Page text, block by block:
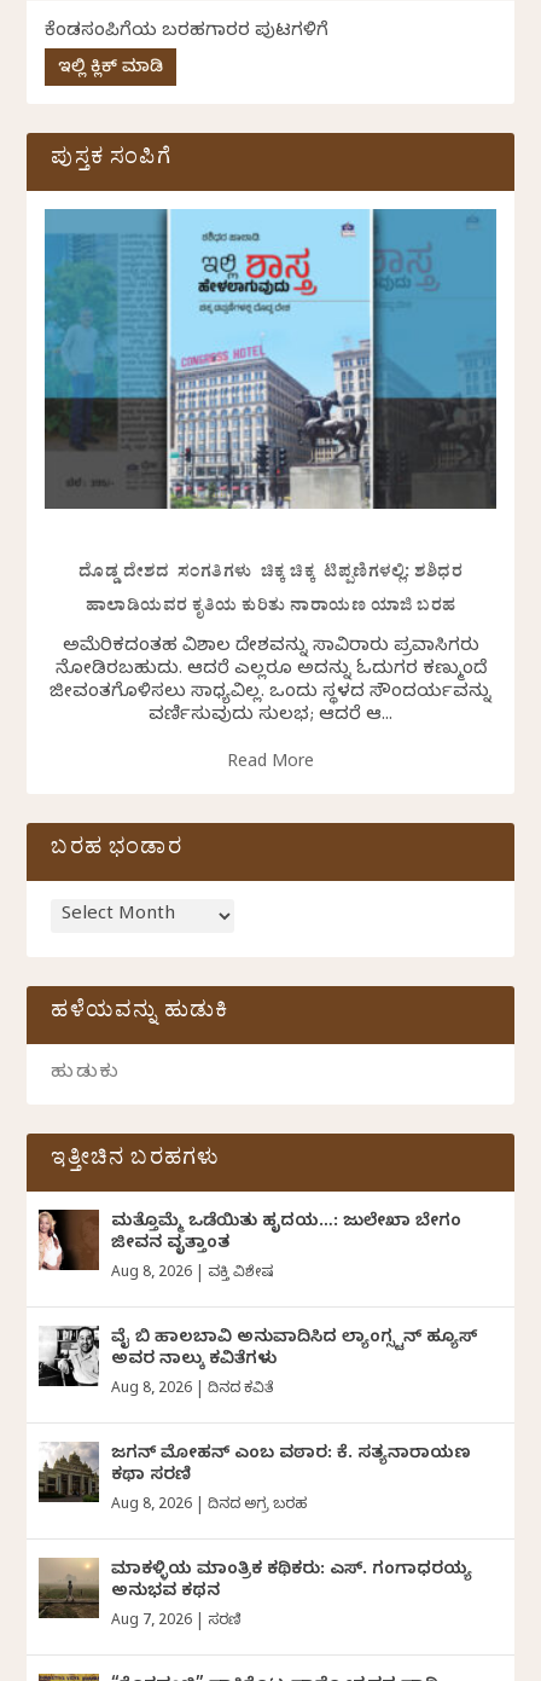
ಕೆಂಡಸಂಪಿಗೆಯ ಬರಹಗಾರರ ಪುಟಗಳಿಗೆ
ಇಲ್ಲಿ ಕ್ಲಿಕ್ ಮಾಡಿ
ಪುಸ್ತಕ ಸಂಪಿಗೆ
ದೊಡ್ಡ ದೇಶದ ಸಂಗತಿಗಳು ಚಿಕ್ಕ ಚಿಕ್ಕ ಟಿಪ್ಪಣಿಗಳಲ್ಲಿ: ಶಶಿಧರ
ಹಾಲಾಡಿಯವರ ಕೃತಿಯ ಕುರಿತು ನಾರಾಯಣ ಯಾಜಿ ಬರಹ
ಅಮೆರಿಕದಂತಹ ವಿಶಾಲ ದೇಶವನ್ನು ಸಾವಿರಾರು ಪ್ರವಾಸಿಗರು
ನೋಡಿರಬಹುದು. ಆದರೆ ಎಲ್ಲರೂ ಅದನ್ನು ಓದುಗರ ಕಣ್ಮುಂದೆ
ಜೀವಂತಗೊಳಿಸಲು ಸಾಧ್ಯವಿಲ್ಲ. ಒಂದು ಸ್ಥಳದ ಸೌಂದರ್ಯವನ್ನು
ವರ್ಣಿಸುವುದು ಸುಲಭ; ಆದರೆ ಆ...
Read More
ಬರಹ ಭಂಡಾರ
ಹಳೆಯವನ್ನು ಹುಡುಕಿ
ಇತ್ತೀಚಿನ ಬರಹಗಳು
ಮತ್ತೊಮ್ಮೆ ಒಡೆಯಿತು ಹೃದಯ…: ಜುಲೇಖಾ ಬೇಗಂ
ಜೀವನ ವೃತ್ತಾಂತ
Aug 8, 2026 ವ್ಯಕ್ತಿ ವಿಶೇಷ
ವೈ ಬಿ ಹಾಲಬಾವಿ ಅನುವಾದಿಸಿದ ಲ್ಯಾಂಗ್ಸ್ಟನ್ ಹ್ಯೂಸ್
ಅವರ ನಾಲ್ಕು ಕವಿತೆಗಳು
Aug 8, 2026 |ದಿನದ ಕವಿತೆ
ಜಗನ್‌ ಮೋಹನ್‌ ಎಂಬ ವಠಾರ: ಕೆ. ಸತ್ಯನಾರಾಯಣ
ಕಥಾ ಸರಣಿ
Aug 8, 2026 |ದಿನದ ಅಗ್ರ ಬರಹ
ಮಾಕಳ್ಳಿಯ ಮಾಂತ್ರಿಕ ಕಥಿಕರು: ಎಸ್. ಗಂಗಾಧರಯ್ಯ
ಅನುಭವ ಕಥನ
Aug 7, 2026 ಸರಣಿ